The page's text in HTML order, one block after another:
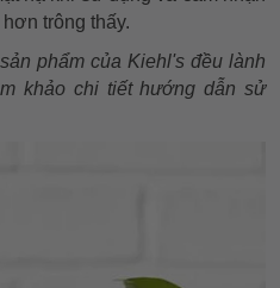
trông thấy.
phẩm của Kiehl's đều lành
khảo chi tiết hướng dẫn sử